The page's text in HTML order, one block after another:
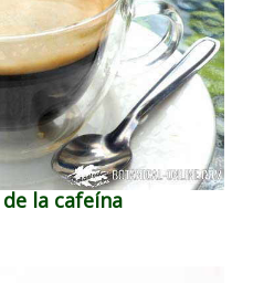
la cafeína